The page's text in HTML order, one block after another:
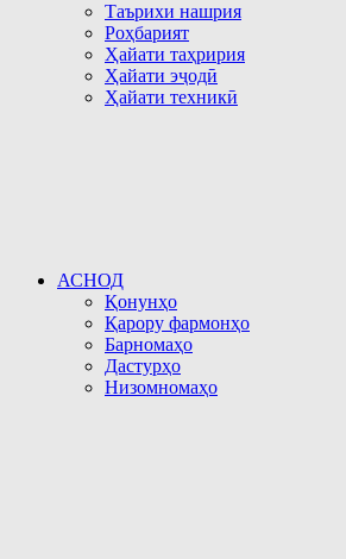
Таърихи нашрия
Роҳбарият
Ҳайати таҳририя
Ҳайати эҷодӣ
Ҳайати техникӣ
АСНОД
Қонунҳо
Қарору фармонҳо
Барномаҳо
Дастурҳо
Низомномаҳо